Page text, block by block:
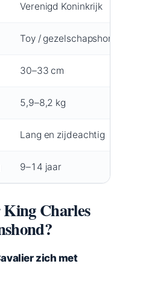
Verenigd Koninkrijk
Toy / gezelschapshonden
30–33 cm
5,9–8,2 kg
Lang en zijdeachtig
9–14 jaar
King Charles
zich met